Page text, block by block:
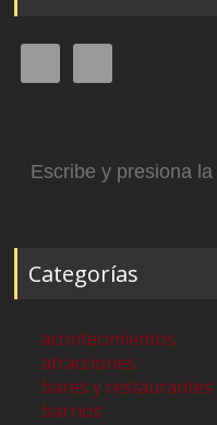
Categorías
acontecimientos
atracciones
bares y restaurantes
barrios